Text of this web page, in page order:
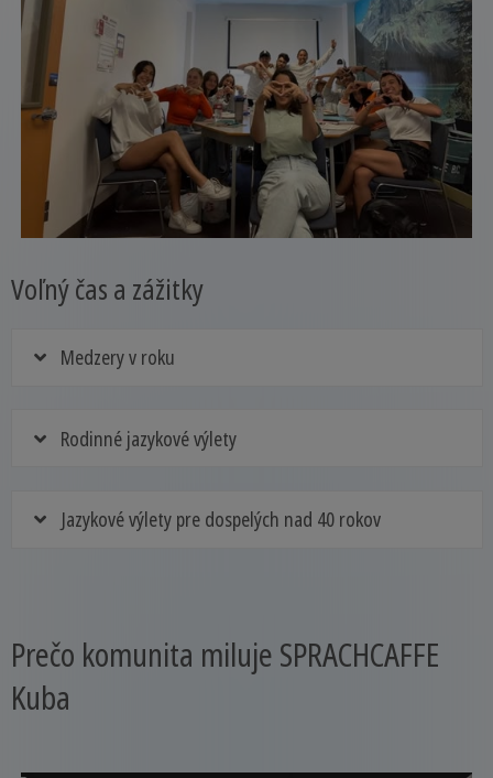
Voľný čas a zážitky
Medzery v roku
Rodinné jazykové výlety
Jazykové výlety pre dospelých nad 40 rokov
Prečo komunita miluje SPRACHCAFFE
Kuba